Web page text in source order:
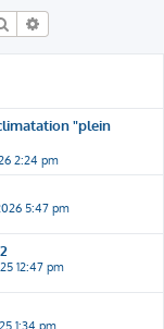
Rechercher
"plein
2:24 pm
5:47 pm
12:47 pm
1:34 pm